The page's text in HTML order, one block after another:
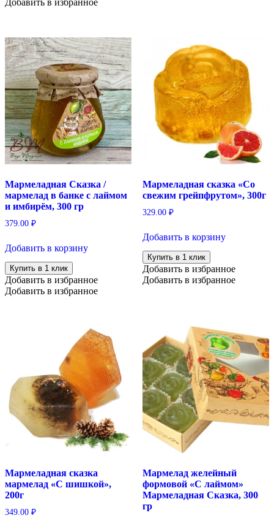
Мармеладная Сказка /
мармелад в банке с лаймом
и имбирём, 300 гр
379.00 ₽
Добавить в корзину
Купить в 1 клик
Добавить в избранное
Добавить в избранное
Мармеладная сказка «Со
свежим грейпфрутом», 300г
329.00 ₽
Добавить в корзину
Купить в 1 клик
Добавить в избранное
Добавить в избранное
Мармеладная сказка
мармелад «С шишкой»,
200г
349.00 ₽
Мармелад желейный
формовой «С лаймом»
Мармеладная Сказка, 300
гр